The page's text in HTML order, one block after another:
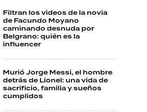
Filtran los videos de la novia
de Facundo Moyano
caminando desnuda por
Belgrano: quién es la
influencer
Murió Jorge Messi, el hombre
detrás de Lionel: una vida de
sacrificio, familia y sueños
cumplidos